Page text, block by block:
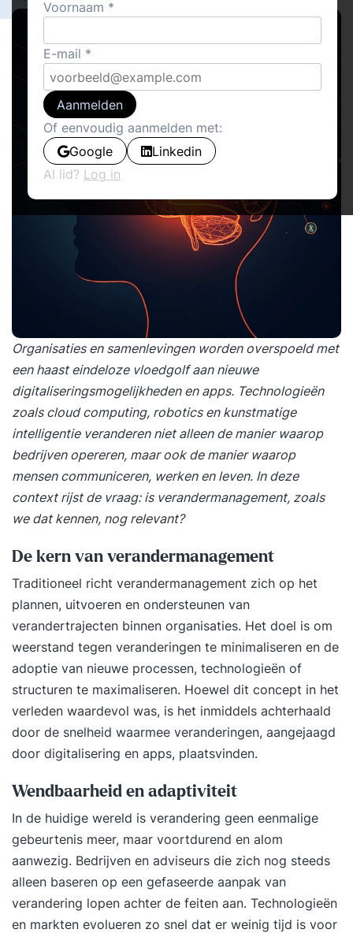
Organisaties en samenlevingen worden overspoeld met
een haast eindeloze vloedgolf aan nieuwe
digitaliseringsmogelijkheden en apps. Technologieën
zoals cloud computing, robotics en kunstmatige
intelligentie veranderen niet alleen de manier waarop
bedrijven opereren, maar ook de manier waarop
mensen communiceren, werken en leven. In deze
context rijst de vraag: is verandermanagement, zoals
we dat kennen, nog relevant?
De kern van verandermanagement
Traditioneel richt verandermanagement zich op het
plannen, uitvoeren en ondersteunen van
verandertrajecten binnen organisaties. Het doel is om
weerstand tegen veranderingen te minimaliseren en de
adoptie van nieuwe processen, technologieën of
structuren te maximaliseren. Hoewel dit concept in het
verleden waardevol was, is het inmiddels achterhaald
door de snelheid waarmee veranderingen, aangejaagd
door digitalisering en apps, plaatsvinden.
Wendbaarheid en adaptiviteit
In de huidige wereld is verandering geen eenmalige
gebeurtenis meer, maar voortdurend en alom
aanwezig. Bedrijven en adviseurs die zich nog steeds
alleen baseren op een gefaseerde aanpak van
verandering lopen achter de feiten aan. Technologieën
en markten evolueren zo snel dat er weinig tijd is voor
Voornaam
E-mail
Aanmelden
Of eenvoudig aanmelden met:
Google
Linkedin
Al lid? Log in